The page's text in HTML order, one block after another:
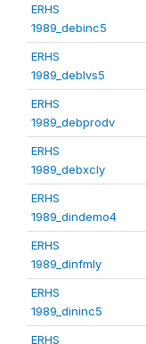
ERHS
1989_debinc5
ERHS
1989_deblvs5
ERHS
1989_debprodv
ERHS
1989_debxcly
ERHS
1989_dindemo4
ERHS
1989_dinfmly
ERHS
1989_dininc5
ERHS